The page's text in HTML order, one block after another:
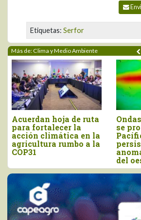
Etiquetas: Serfor
Más de: Clima y Medio Ambiente
hoja de ruta
la
climática en la
rumbo a la
Ondas
se proyectan
Pacífico por
persistencia
anomalías
del oeste